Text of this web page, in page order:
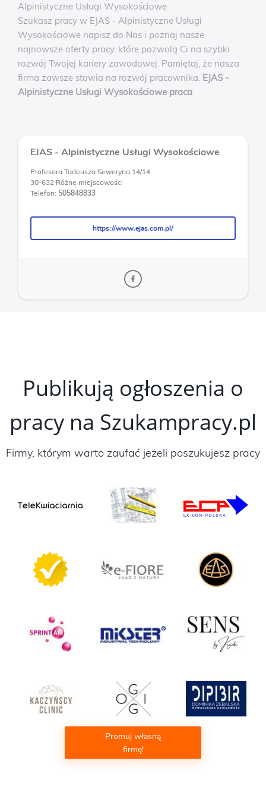
Alpinistyczne Usługi Wysokościowe
Szukasz pracy w EJAS - Alpinistyczne Usługi
Wysokościowe napisz do Nas i poznaj nasze
najnowsze oferty pracy, które pozwolą Ci na szybki
rozwój Twojej kariery zawodowej. Pamiętaj, że nasza
firma zawsze stawia na rozwój pracownika. EJAS -
Alpinistyczne Usługi Wysokościowe praca
EJAS - Alpinistyczne Usługi Wysokościowe
Profesora Tadeusza Seweryna 14/14
30-632 Różne miejscowości
Telefon: 505848833
https://www.ejas.com.pl/
https://www.ejas.com.pl/
Publikują ogłoszenia o
pracy na Szukampracy.pl
Firmy, którym warto zaufać jeżeli poszukujesz pracy
Promuj własną
firmę!